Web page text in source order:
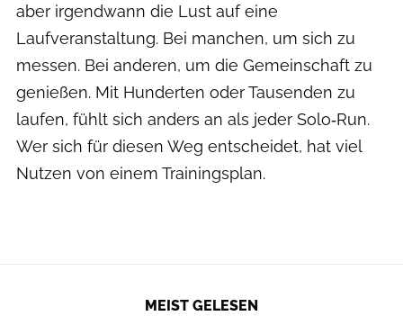
aber irgendwann die Lust auf eine
Laufveranstaltung. Bei manchen, um sich zu
messen. Bei anderen, um die Gemeinschaft zu
genießen. Mit Hunderten oder Tausenden zu
laufen, fühlt sich anders an als jeder Solo‑Run.
Wer sich für diesen Weg entscheidet, hat viel
Nutzen von einem Trainingsplan.
MEIST GELESEN